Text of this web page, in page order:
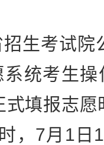
考试院
统考生
式填报志
，7月1日